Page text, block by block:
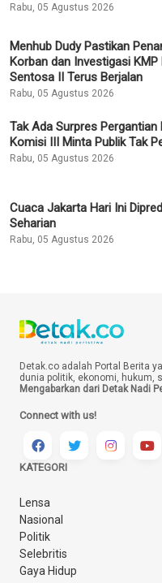
Rabu, 05 Agustus 2026
Menhub Dudy Pastikan
Korban dan Investigasi KMP
Sentosa II Terus Berjalan
Rabu, 05 Agustus 2026
Tak Ada Surpres Pergantian
Komisi III Minta Publik Tak
Rabu, 05 Agustus 2026
Cuaca Jakarta Hari Ini
Seharian
Rabu, 05 Agustus 2026
Detak.co adalah Portal Berita
dunia politik, ekonomi, hukum,
Mengabarkan dari Detak Nadi
Connect with us!
KATEGORI
Lensa
Nasional
Politik
Selebritis
Gaya Hidup